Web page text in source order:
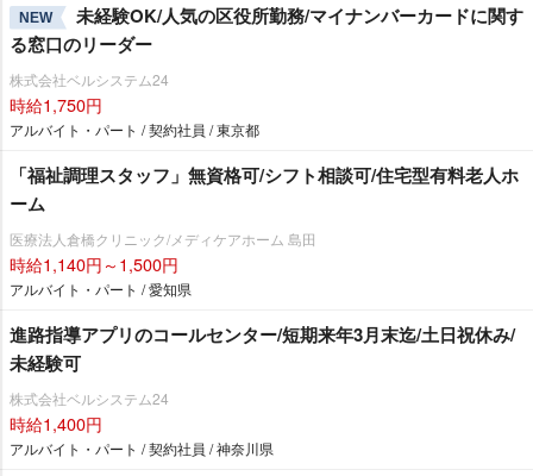
NEW
未経験OK/人気の区役所勤務/マイナンバーカードに関す
る窓口のリーダー
株式会社ベルシステム24
時給1,750円
アルバイト・パート / 契約社員 / 東京都
「福祉調理スタッフ」無資格可/シフト相談可/住宅型有料老人ホ
ーム
医療法人倉橋クリニック/メディケアホーム 島田
時給1,140円～1,500円
アルバイト・パート / 愛知県
進路指導アプリのコールセンター/短期来年3月末迄/土日祝休み/
未経験可
株式会社ベルシステム24
時給1,400円
アルバイト・パート / 契約社員 / 神奈川県